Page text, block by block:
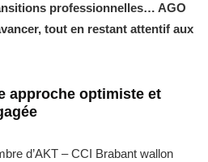
professionnelles… AGO
tout en restant attentif aux
approche optimiste et
d’AKT – CCI Brabant wallon